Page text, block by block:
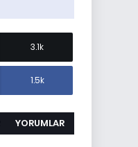
3.1k
1.5k
YORUMLAR